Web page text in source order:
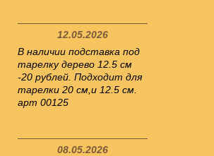
12.05.2026
В наличии подставка под
тарелку дерево 12.5 см
-20 рублей. Подходит для
тарелки 20 см,и 12.5 см.
арт 00125
08.05.2026